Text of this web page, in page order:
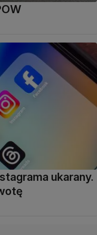
ukarany.